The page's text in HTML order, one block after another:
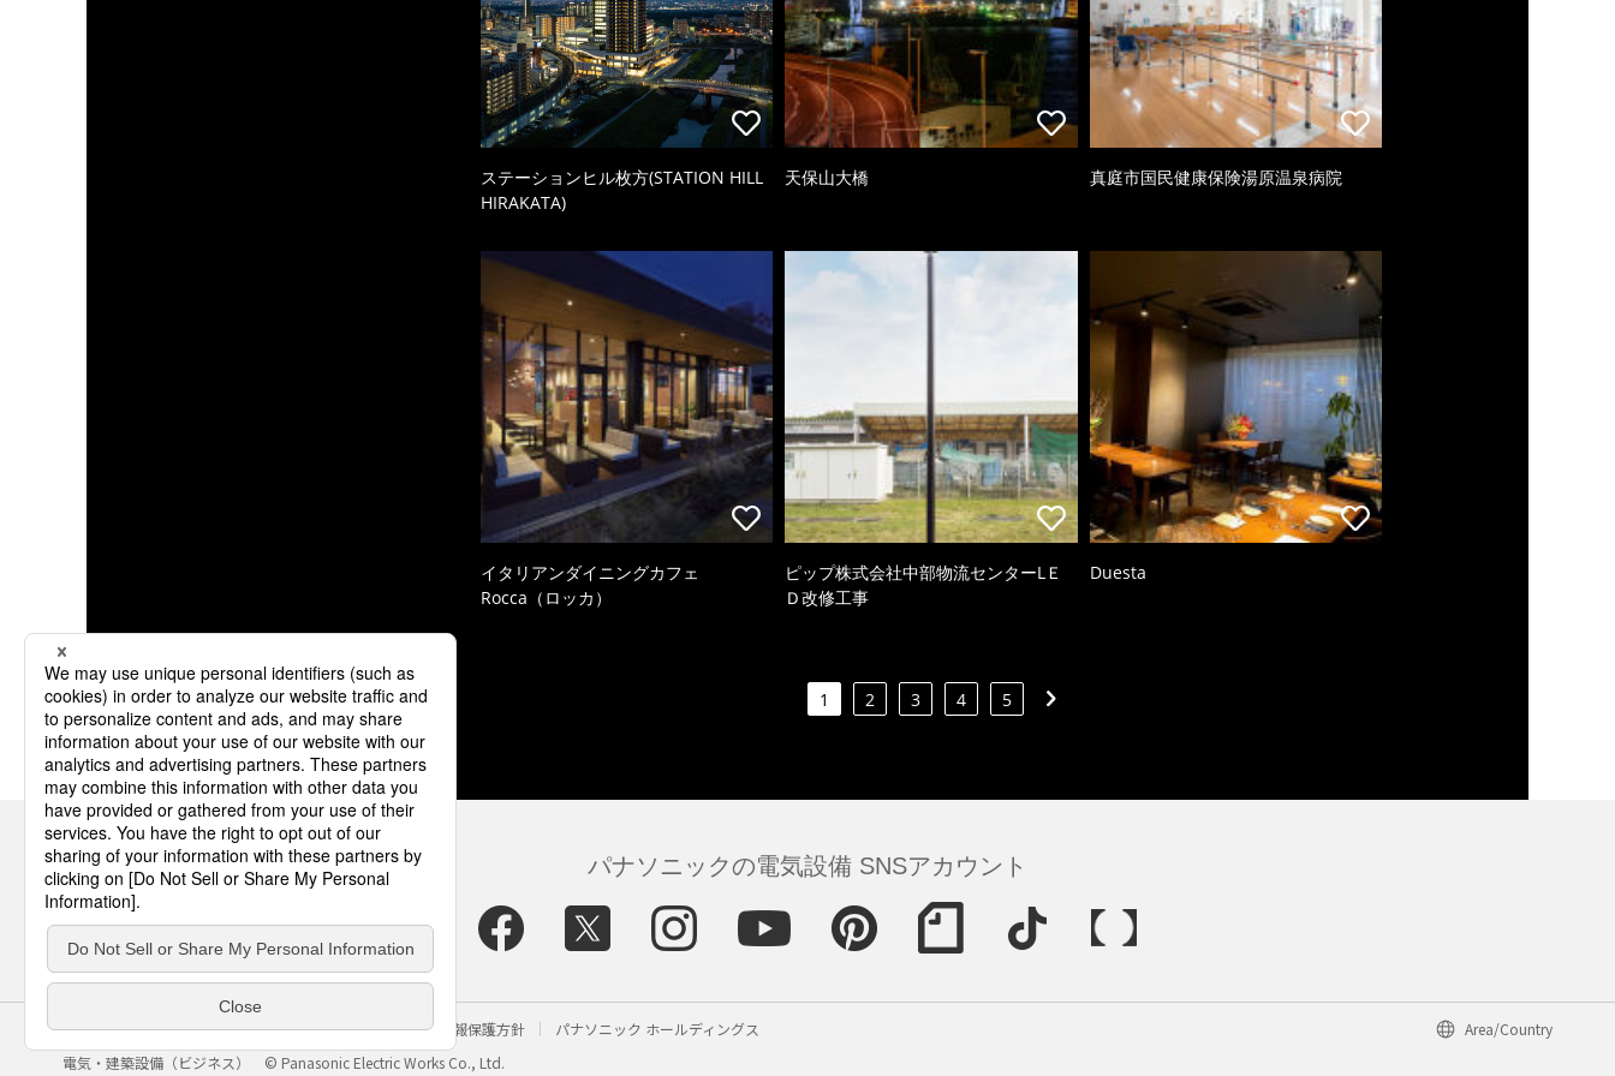
ステーションヒル枚方(STATION HILL
HIRAKATA)
天保山大橋 真庭市国民健康保険湯原温泉病院
イタリアンダイニングカフェ
Rocca（ロッカ）
ピップ株式会社中部物流センターLＥ
Ｄ改修工事
Duesta
1 2 3 4 5
パナソニックの電気設備 SNSアカウント
サイトのご利用にあたって クッキーポリシー 個人情報保護方針 パナソニック ホールディングス
Area/Country
電気・建築設備（ビジネス）
© Panasonic Electric Works Co., Ltd.